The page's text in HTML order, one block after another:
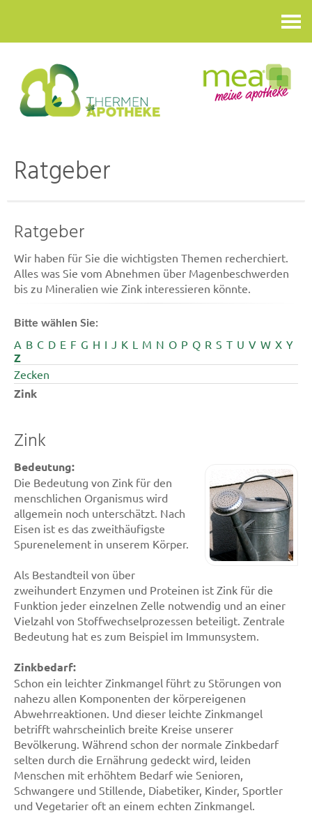
Ratgeber
Ratgeber
Wir haben für Sie die wichtigsten Themen recherchiert.
Alles was Sie vom Abnehmen über Magenbeschwerden
bis zu Mineralien wie Zink interessieren könnte.
Bitte wählen Sie:
A B C D E F G H I J K L M N O P Q R S T U V W X Y
Z
Zecken
Zink
Zink
Bedeutung:
Die Bedeutung von Zink für den
menschlichen Organismus wird
allgemein noch unterschätzt. Nach
Eisen ist es das zweithäufigste
Spurenelement in unserem Körper.
Als Bestandteil von über
zweihundert Enzymen und Proteinen ist Zink für die
Funktion jeder einzelnen Zelle notwendig und an einer
Vielzahl von Stoffwechselprozessen beteiligt. Zentrale
Bedeutung hat es zum Beispiel im Immunsystem.
Zinkbedarf:
Schon ein leichter Zinkmangel führt zu Störungen von
nahezu allen Komponenten der körpereigenen
Abwehrreaktionen. Und dieser leichte Zinkmangel
betrifft wahrscheinlich breite Kreise unserer
Bevölkerung. Während schon der normale Zinkbedarf
selten durch die Ernährung gedeckt wird, leiden
Menschen mit erhöhtem Bedarf wie Senioren,
Schwangere und Stillende, Diabetiker, Kinder, Sportler
und Vegetarier oft an einem echten Zinkmangel.